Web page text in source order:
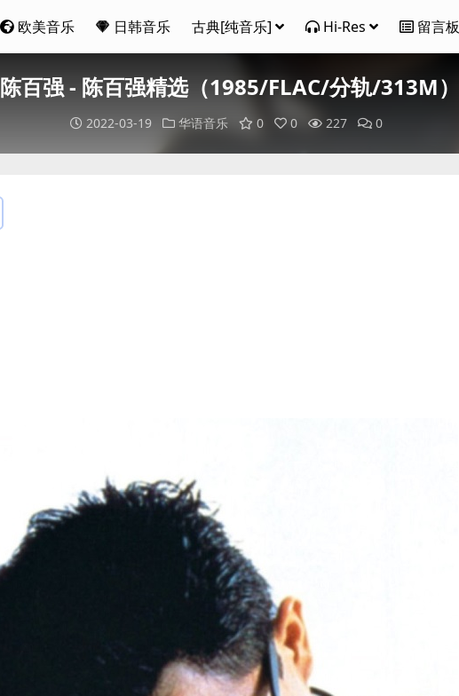
欧美音乐 日韩音乐 古典[纯音乐] Hi-Res 留言板
陈百强 - 陈百强精选（1985/FLAC/分轨/313M）
2022-03-19 华语音乐 0 0 227 0